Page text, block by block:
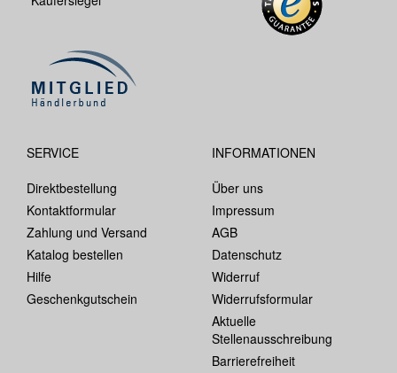
SERVICE
Direktbestellung
Kontaktformular
Zahlung und Versand
Katalog bestellen
Hilfe
Geschenkgutschein
INFORMATIONEN
Über uns
Impressum
AGB
Datenschutz
Widerruf
Widerrufsformular
Aktuelle
Stellenausschreibung
Barrierefreiheit